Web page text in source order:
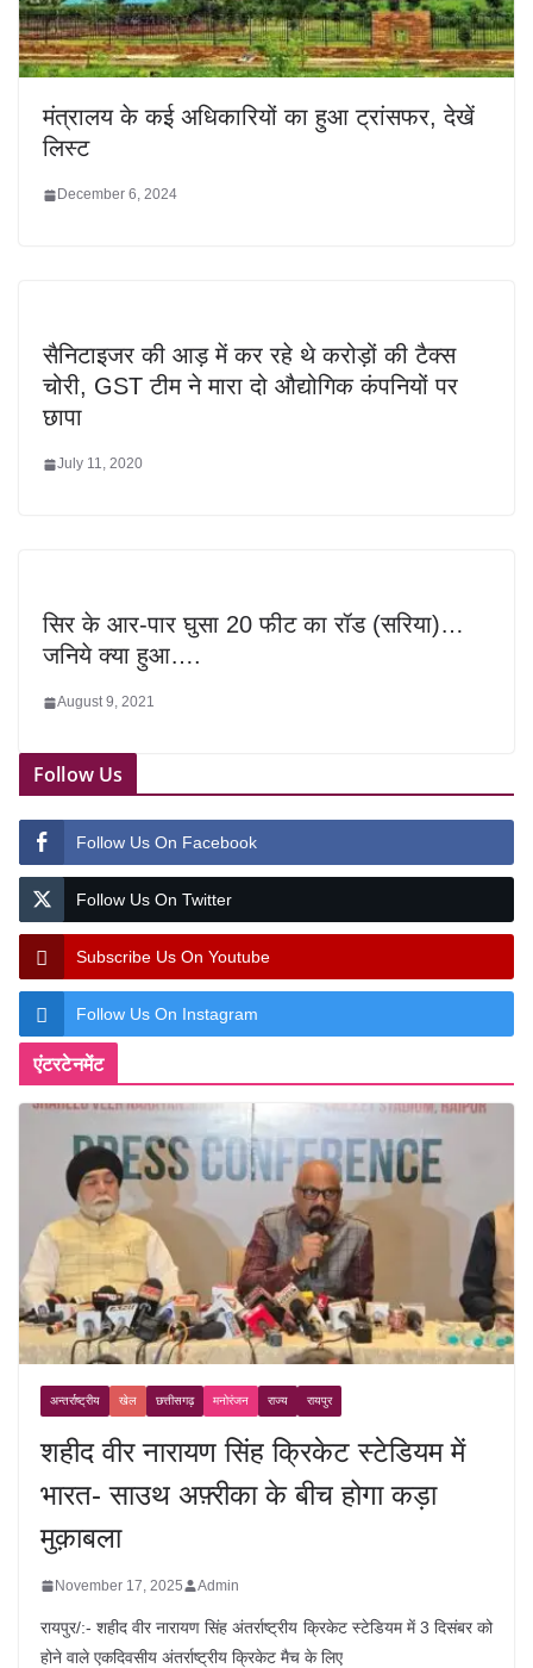
मंत्रालय के कई अधिकारियों का हुआ ट्रांसफर, देखें
लिस्ट
December 6, 2024
सैनिटाइजर की आड़ में कर रहे थे करोड़ों की टैक्स
चोरी, GST टीम ने मारा दो औद्योगिक कंपनियों पर
छापा
July 11, 2020
सिर के आर-पार घुसा 20 फीट का रॉड (सरिया)…
जनिये क्या हुआ….
August 9, 2021
Follow Us
Follow Us On Facebook
Follow Us On Twitter
Subscribe Us On Youtube
Follow Us On Instagram
एंटरटेनमेंट
अन्तर्राष्ट्रीय खेल छत्तीसगढ़ मनोरंजन राज्य रायपुर
शहीद वीर नारायण सिंह क्रिकेट स्टेडियम में
भारत- साउथ अफ़्रीका के बीच होगा कड़ा
मुक़ाबला
November 17, 2025 Admin
रायपुर/:- शहीद वीर नारायण सिंह अंतर्राष्ट्रीय क्रिकेट स्टेडियम में 3 दिसंबर को
होने वाले एकदिवसीय अंतर्राष्ट्रीय क्रिकेट मैच के लिए